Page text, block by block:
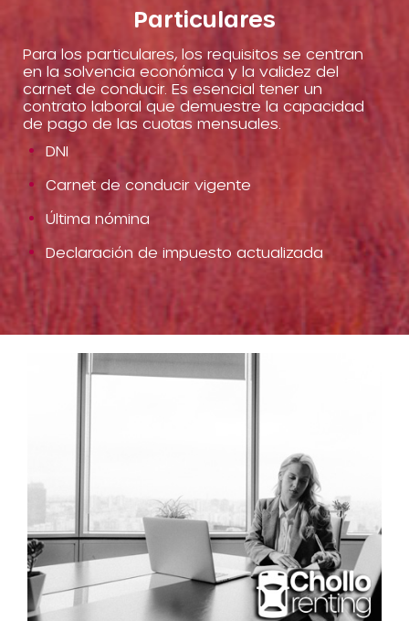
Particulares
Para los particulares, los requisitos se centran
en la solvencia económica y la validez del
carnet de conducir. Es esencial tener un
contrato laboral que demuestre la capacidad
de pago de las cuotas mensuales.
DNI
Carnet de conducir vigente
Última nómina
Declaración de impuesto actualizada